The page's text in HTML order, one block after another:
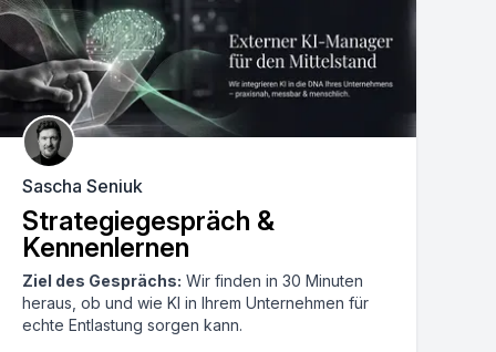
Sascha Seniuk
Strategiegespräch &
Kennenlernen
Ziel des Gesprächs: Wir finden in 30 Minuten
heraus, ob und wie KI in Ihrem Unternehmen für
echte Entlastung sorgen kann.